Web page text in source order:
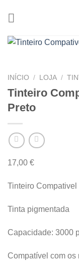
INÍCIO / LOJA /
Tinteiro
Preto
17,00 €
Tinteiro
Tinta pigmentada
Capacidade: 3000
Compatível com os